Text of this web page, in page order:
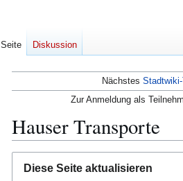
Nächstes
Zur Anmeldung als
Hauser Transporte
Navigation
Suche
Diese Seite aktualisieren
Seite Diskussion